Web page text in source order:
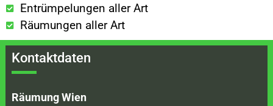
Entrümpelungen aller Art
Räumungen aller Art
Kontaktdaten
Räumung Wien